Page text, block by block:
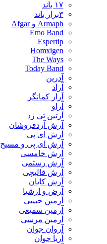
۱۷ باند
۳برار باند
Armaph و Afgar
Emo Band
Espertip
Homxigen
The Ways
Today Band
آدرین
آراد
آراز کمانگر
آراو
آرتین تی زد
آرش آردفروشان
آرش ای پی
آرش ای پی و مسیح
آرش خامسی
آرش رستمی
آرش قالیچی
آرش کایان
​آرض و ارشیا
آرمین حبیبی
آرمین سمیعی
آرمین مرسی
آروان جوان
آریا جوان